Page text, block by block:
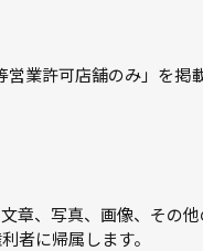
業許可店舗のみ」を掲
章、写真、画像、その
者に帰属します。